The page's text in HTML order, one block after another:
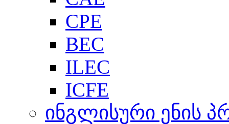
CPE
BEC
ILEC
ICFE
ინგლისური ენის